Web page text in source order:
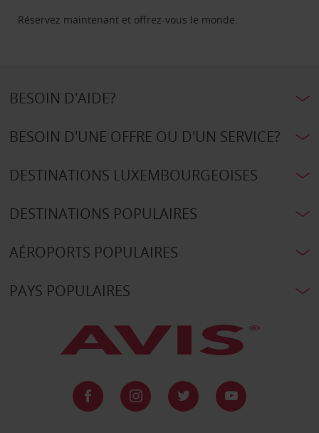
Réservez maintenant et offrez-vous le monde.
BESOIN D'AIDE?
BESOIN D'UNE OFFRE OU D'UN SERVICE?
DESTINATIONS LUXEMBOURGEOISES
DESTINATIONS POPULAIRES
AÉROPORTS POPULAIRES
PAYS POPULAIRES